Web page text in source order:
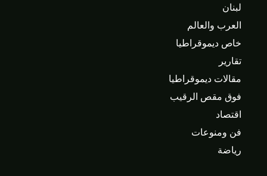
لبنان
العرب والعالم
خاص ديموقراطيا
تقارير
مقالات ديموقراطيا
فوق مقص الرقيب
اقتصاد
فن ومنوعات
رياضة